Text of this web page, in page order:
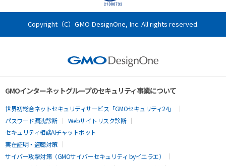
Copyright（C）GMO DesignOne, Inc. All rights reserved.
GMOインターネットグループのセキュリティ事業について
世界初総合ネットセキュリティサービス「GMOセキュリティ24」
パスワード漏洩診断
Webサイトリスク診断
セキュリティ相談AIチャットボット
実在証明・盗聴対策
サイバー攻撃対策（GMOサイバーセキュリティ byイエラエ）